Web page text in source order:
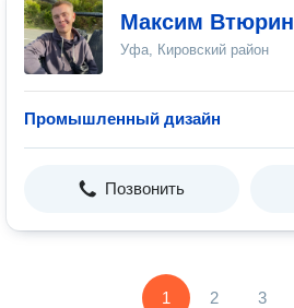
Максим Втюрин
Уфа, Кировский район
Промышленный дизайн
Позвонить
1 2 3